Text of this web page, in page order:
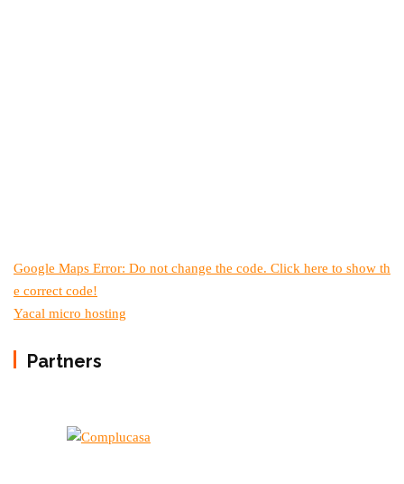
Google Maps Error: Do not change the code. Click here to show th
e correct code!
Yacal micro hosting
Partners